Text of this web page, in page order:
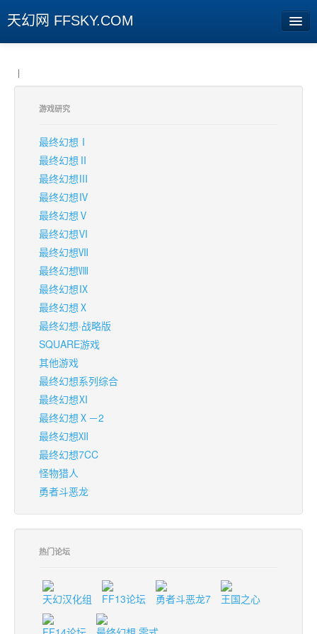
天幻网 FFSKY.COM
旧版临时
|
游戏研究
最终幻想Ⅰ
最终幻想Ⅱ
最终幻想Ⅲ
最终幻想Ⅳ
最终幻想Ⅴ
最终幻想Ⅵ
最终幻想Ⅶ
最终幻想Ⅷ
最终幻想Ⅸ
最终幻想Ⅹ
最终幻想·战略版
SQUARE游戏
其他游戏
最终幻想系列综合
最终幻想Ⅺ
最终幻想Ⅹ－2
最终幻想Ⅻ
最终幻想7CC
怪物猎人
勇者斗恶龙
热门论坛
天幻汉化组 FF13论坛 勇者斗恶龙7 王国之心